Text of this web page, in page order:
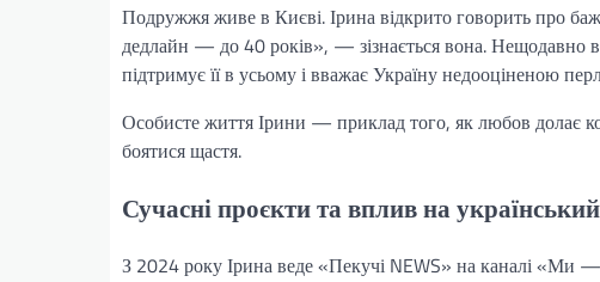
Подружжя живе в Києві. Ірина відкрито говорить про
дедлайн — до 40 років», — зізнається вона. Нещодавно
підтримує її в усьому і вважає Україну недооціненою
Особисте життя Ірини — приклад того, як любов долає
боятися щастя.
Сучасні проєкти та вплив на
З 2024 року Ірина веде «Пекучі NEWS» на каналі «Ми